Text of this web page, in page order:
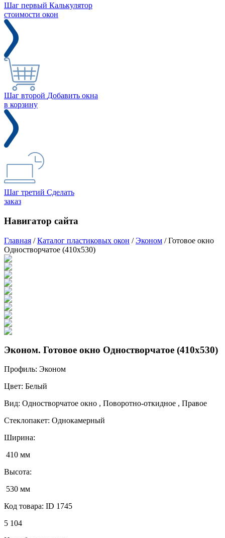
Шаг первый Калькулятор
стоимости окон
Шаг второй Добавить окна
в корзину
Шаг третий Сделать
заказ
Навигатор сайта
Главная /Каталог пластиковых окон /Эконом /Готовое окно
Одностворчатое (410х530)
Эконом. Готовое окно Одностворчатое (410х530)
Профиль: Эконом
Цвет: Белый
Вид: Одностворчатое окно , Поворотно-откидное , Правое
Стеклопакет: Однокамерный
Ширина:
410 мм
Высота:
530 мм
Код товара: ID 1745
5 104